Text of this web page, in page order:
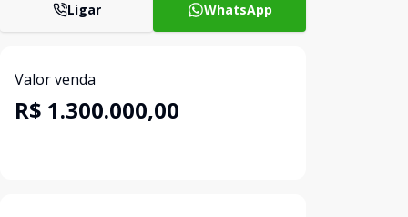
Ligar WhatsApp
Valor venda
R$ 1.300.000,00